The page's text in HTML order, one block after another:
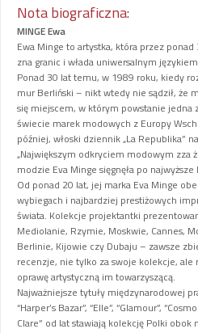
Nota biograficzna:
MINGE Ewa
Ewa Minge to artystka, która przez
zna granic i włada uniwersalnym
Ponad 30 lat temu, w 1989 roku, kiedy
mur Berliński – nikt wtedy nie sądził, że
się miejscem, w którym powstanie jedna
świecie marek modowych z Europy
później, włoski dziennik „La Republika”
„Największym odkryciem modowym zza
modzie Eva Minge sięgnęła po najwyższe
Od ponad 20 lat, jej marka Eva Minge
wybiegach i najbardziej prestiżowych
świata. Kolekcje projektantki
Mediolanie, Rzymie, Moskwie, Cannes,
Berlinie, Kijowie czy Dubaju – zawsze
recenzje, nie tylko za swoje kolekcje, ale
oprawę artystyczną im towarzyszącą.
Najważniejsze tytuły międzynarodowej
“Harper’s Bazar”, “Elle”, “Glamour”,
Clare” od lat stawiają kolekcję Polki